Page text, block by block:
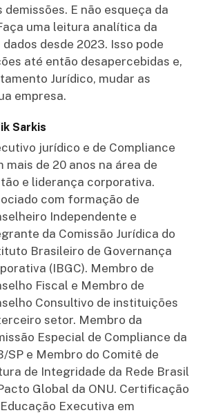
demissões. E não esqueça da
uma leitura analítica da
desde 2023. Isso pode
até então desapercebidas e,
Jurídico, mudar as
empresa.
Sarkis
jurídico e de Compliance
mais de 20 anos na área de
e liderança corporativa.
com formação de
Independente e
da Comissão Jurídica do
Brasileiro de Governança
(IBGC). Membro de
Fiscal e Membro de
Consultivo de instituições
setor. Membro da
Especial de Compliance da
SP e Membro do Comitê de
de Integridade da Rede Brasil
Global da ONU. Certificação
Executiva em